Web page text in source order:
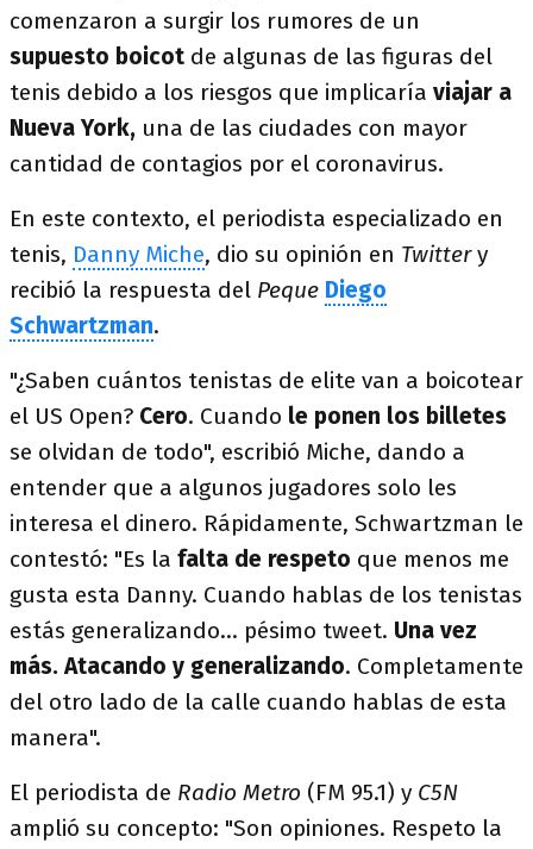
comenzaron a surgir los rumores de un
supuesto boicot de algunas de las figuras del
tenis debido a los riesgos que implicaría viajar a
Nueva York, una de las ciudades con mayor
cantidad de contagios por el coronavirus.
En este contexto, el periodista especializado en
tenis, Danny Miche, dio su opinión en Twittery
recibió la respuesta del Peque Diego
Schwartzman.
"¿Saben cuántos tenistas de elite van a boicotear
el US Open? Cero. Cuando le ponen los billetes
se olvidan de todo", escribió Miche, dando a
entender que a algunos jugadores solo les
interesa el dinero. Rápidamente, Schwartzman le
contestó: "Es la falta de respeto que menos me
gusta esta Danny. Cuando hablas de los tenistas
estás generalizando... pésimo tweet. Una vez
más. Atacando y generalizando. Completamente
del otro lado de la calle cuando hablas de esta
manera".
El periodista de Radio Metro (FM 95.1) y C5N
amplió su concepto: "Son opiniones. Respeto la